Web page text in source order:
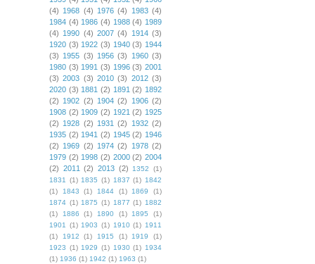
(4) 1968 (4) 1976 (4) 1983 (4)
1984 (4) 1986 (4) 1988 (4) 1989
(4) 1990 (4) 2007 (4) 1914 (3)
1920 (3) 1922 (3) 1940 (3) 1944
(3) 1955 (3) 1956 (3) 1960 (3)
1980 (3) 1991 (3) 1996 (3) 2001
(3) 2003 (3) 2010 (3) 2012 (3)
2020 (3) 1881 (2) 1891 (2) 1892
(2) 1902 (2) 1904 (2) 1906 (2)
1908 (2) 1909 (2) 1921 (2) 1925
(2) 1928 (2) 1931 (2) 1932 (2)
1935 (2) 1941 (2) 1945 (2) 1946
(2) 1969 (2) 1974 (2) 1978 (2)
1979 (2) 1998 (2) 2000 (2) 2004
(2) 2011 (2) 2013 (2) 1352
(1)
1831 (1) 1835 (1) 1837 (1) 1842
(1)
1843 (1) 1844 (1) 1869
(1)
1874 (1) 1875 (1) 1877 (1) 1882
(1)
1886 (1) 1890 (1) 1895
(1)
1901 (1) 1903 (1) 1910 (1) 1911
(1)
1912 (1) 1915 (1) 1919
(1)
1923 (1) 1929 (1) 1930 (1) 1934
(1) 1936 (1) 1942 (1) 1963 (1)